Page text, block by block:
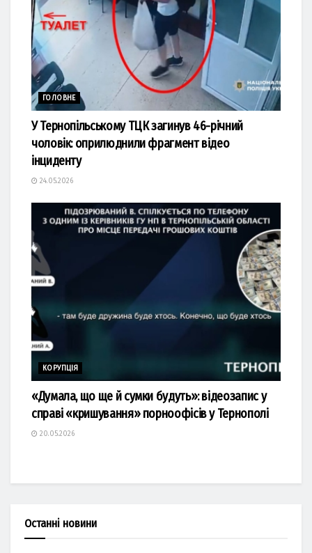
ГОЛОВНЕ
У Тернопільському ТЦК загинув 46-річний
чоловік: оприлюднили фрагмент відео
інциденту
24.05.2026
КОРУПЦІЯ
«Думала, що ще й сумки будуть»: відеозапис у
справі «кришування» порноофісів у Тернополі
20.05.2026
Останні новини